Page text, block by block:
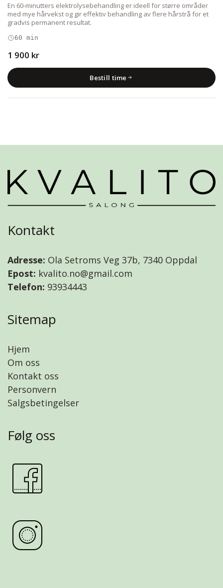
En 60-minutters elektrolysebehandling er ideell for større områder
med mye hårvekst og gir effektiv behandling av flere hårstrå for et
gradvis permanent resultat.
60 min
1 900 kr
Bestill time
Kontakt
Adresse: Ola Setroms Veg 37b, 7340 Oppdal
Epost: kvalito.no@gmail.com
Telefon: 93934443
Sitemap
Hjem
Om oss
Kontakt oss
Personvern
Salgsbetingelser
Følg oss